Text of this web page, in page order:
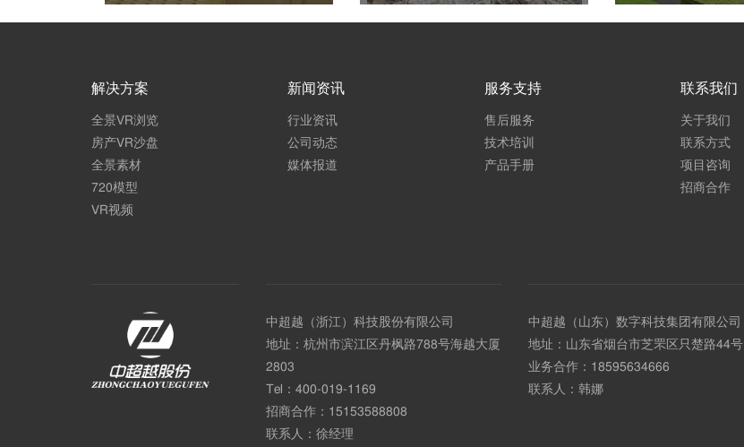
解决方案
全景VR浏览
房产VR沙盘
全景素材
720模型
VR视频
新闻资讯
行业资讯
公司动态
媒体报道
服务支持
售后服务
技术培训
产品手册
联系我们
关于我们
联系方式
项目咨询
招商合作
中超越（浙江）科技股份有限公司
地址：杭州市滨江区丹枫路788号海越大厦
2803
Tel： 400-019-1169
招商合作： 15153588808
联系人：徐经理
中超越（山东）数字科技集团有限公司
地址：山东省烟台市芝罘区只楚路44号
业务合作： 18595634666
联系人：韩娜